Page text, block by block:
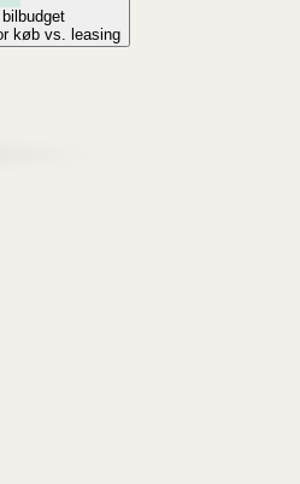
køb vs. leasing